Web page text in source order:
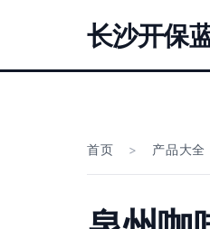
长沙开保
首页 > 产品大全